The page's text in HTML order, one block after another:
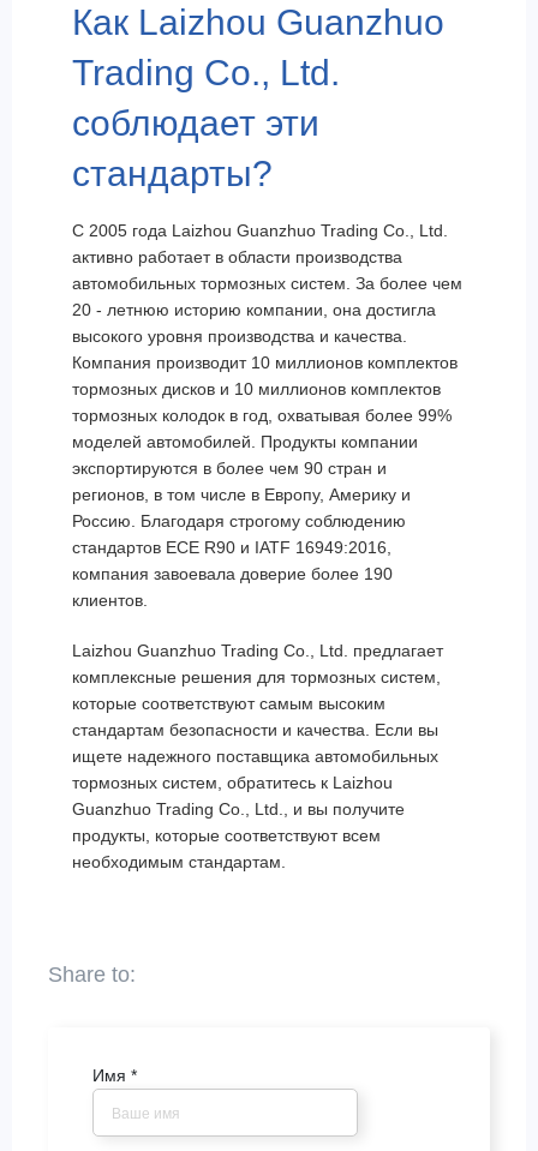
Как Laizhou Guanzhuo
Trading Co., Ltd.
соблюдает эти
стандарты?
С 2005 года Laizhou Guanzhuo Trading Co., Ltd.
активно работает в области производства
автомобильных тормозных систем. За более чем
20 - летнюю историю компании, она достигла
высокого уровня производства и качества.
Компания производит 10 миллионов комплектов
тормозных дисков и 10 миллионов комплектов
тормозных колодок в год, охватывая более 99%
моделей автомобилей. Продукты компании
экспортируются в более чем 90 стран и
регионов, в том числе в Европу, Америку и
Россию. Благодаря строгому соблюдению
стандартов ECE R90 и IATF 16949:2016,
компания завоевала доверие более 190
клиентов.
Laizhou Guanzhuo Trading Co., Ltd. предлагает
комплексные решения для тормозных систем,
которые соответствуют самым высоким
стандартам безопасности и качества. Если вы
ищете надежного поставщика автомобильных
тормозных систем, обратитесь к Laizhou
Guanzhuo Trading Co., Ltd., и вы получите
продукты, которые соответствуют всем
необходимым стандартам.
Имя *